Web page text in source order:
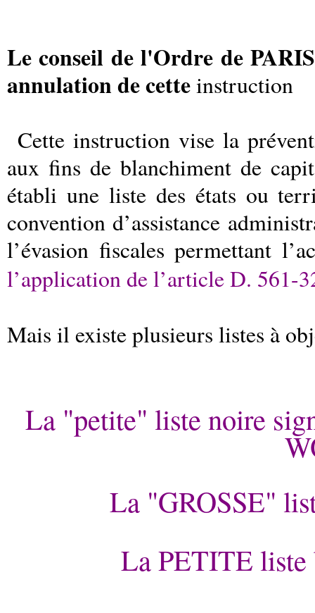
Le conseil de l'Ordre de
annulation de cetteinstruction
Cette instruction vise la
aux fins de blanchiment de
établi une liste des états ou
convention d’assistance
l’évasion fiscales permettant
l’application de l’article D. 561-
Mais il existe plusieurs listes à
La "petite" liste noire
La "GROSSE"
La PETITE liste